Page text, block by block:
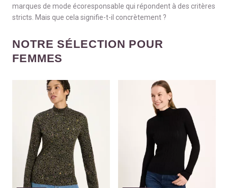
marques de mode écoresponsable qui répondent à des critères
stricts. Mais que cela signifie-t-il concrètement ?
NOTRE SÉLECTION POUR
FEMMES